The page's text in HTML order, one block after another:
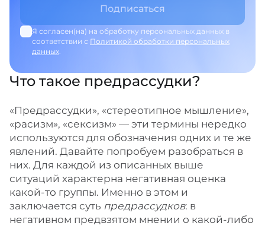
Я согласен(на) на обработку персональных данных в
соответствии с Политикой обработки персональных
данных.
Что такое предрассудки?
«Предрассудки», «стереотипное мышление»,
«расизм», «сексизм» — эти термины нередко
используются для обозначения одних и те же
явлений. Давайте попробуем разобраться в
них. Для каждой из описанных выше
ситуаций характерна негативная оценка
какой-то группы. Именно в этом и
заключается суть предрассудков: в
негативном предвзятом мнении о какой-либо